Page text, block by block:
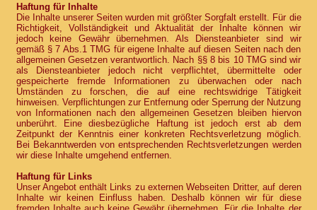
Haftung für Inhalte
Die Inhalte unserer Seiten wurden mit größter Sorgfalt erstellt. Für die
Richtigkeit, Vollständigkeit und Aktualität der Inhalte können wir
jedoch keine Gewähr übernehmen. Als Diensteanbieter sind wir
gemäß § 7 Abs.1 TMG für eigene Inhalte auf diesen Seiten nach den
allgemeinen Gesetzen verantwortlich. Nach §§ 8 bis 10 TMG sind wir
als Diensteanbieter jedoch nicht verpflichtet, übermittelte oder
gespeicherte fremde Informationen zu überwachen oder nach
Umständen zu forschen, die auf eine rechtswidrige Tätigkeit
hinweisen. Verpflichtungen zur Entfernung oder Sperrung der Nutzung
von Informationen nach den allgemeinen Gesetzen bleiben hiervon
unberührt. Eine diesbezügliche Haftung ist jedoch erst ab dem
Zeitpunkt der Kenntnis einer konkreten Rechtsverletzung möglich.
Bei Bekanntwerden von entsprechenden Rechtsverletzungen werden
wir diese Inhalte umgehend entfernen.
Haftung für Links
Unser Angebot enthält Links zu externen Webseiten Dritter, auf deren
Inhalte wir keinen Einfluss haben. Deshalb können wir für diese